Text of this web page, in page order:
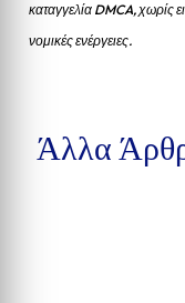
καταγγελία DMCA, χωρίς
νομικές ενέργειες.
Άλλα